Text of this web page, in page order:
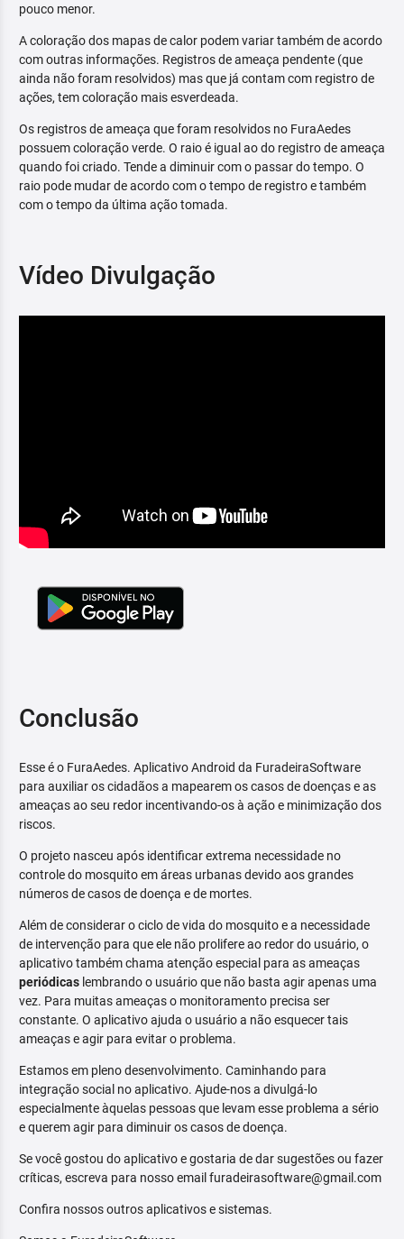
pouco menor.
A coloração dos mapas de calor podem variar também de acordo
com outras informações. Registros de ameaça pendente (que
ainda não foram resolvidos) mas que já contam com registro de
ações, tem coloração mais esverdeada.
Os registros de ameaça que foram resolvidos no FuraAedes
possuem coloração verde. O raio é igual ao do registro de ameaça
quando foi criado. Tende a diminuir com o passar do tempo. O
raio pode mudar de acordo com o tempo de registro e também
com o tempo da última ação tomada.
Vídeo Divulgação
Conclusão
Esse é o FuraAedes. Aplicativo Android da FuradeiraSoftware
para auxiliar os cidadãos a mapearem os casos de doenças e as
ameaças ao seu redor incentivando-os à ação e minimização dos
riscos.
O projeto nasceu após identificar extrema necessidade no
controle do mosquito em áreas urbanas devido aos grandes
números de casos de doença e de mortes.
Além de considerar o ciclo de vida do mosquito e a necessidade
de intervenção para que ele não prolifere ao redor do usuário, o
aplicativo também chama atenção especial para as ameaças
periódicas lembrando o usuário que não basta agir apenas uma
vez. Para muitas ameaças o monitoramento precisa ser
constante. O aplicativo ajuda o usuário a não esquecer tais
ameaças e agir para evitar o problema.
Estamos em pleno desenvolvimento. Caminhando para
integração social no aplicativo. Ajude-nos a divulgá-lo
especialmente àquelas pessoas que levam esse problema a sério
e querem agir para diminuir os casos de doença.
Se você gostou do aplicativo e gostaria de dar sugestões ou fazer
críticas, escreva para nosso email furadeirasoftware@gmail.com
Confira nossos outros aplicativos e sistemas.